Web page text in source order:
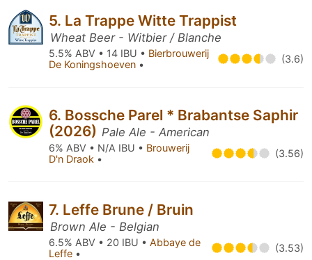
5. La Trappe Witte Trappist
Wheat Beer - Witbier / Blanche
5.5% ABV • 14 IBU • Bierbrouwerij
De Koningshoeven • (3.6)
6. Bossche Parel * Brabantse Saphir
(2026) Pale Ale - American
6% ABV • N/A IBU • Brouwerij
D'n Draok • (3.56)
7. Leffe Brune / Bruin
Brown Ale - Belgian
6.5% ABV • 20 IBU • Abbaye de
Leffe • (3.53)